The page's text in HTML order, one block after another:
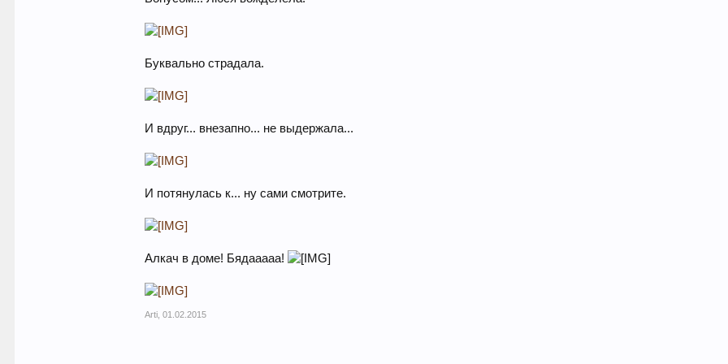
Буквально страдала.
И вдруг... внезапно... не выдержала...
И потянулась к... ну сами смотрите.
Алкач в доме! Бядааааа!
Arti 01.02.2015